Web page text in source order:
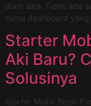
diam saja. Tidak ada
cuma dashboard
Starter
Aki Baru?
Solusinya
Starter Mobil Berat